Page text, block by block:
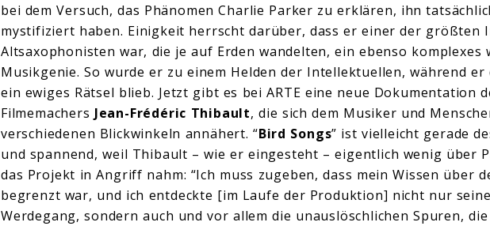
bei dem Versuch, das Phänomen Charlie Parker zu erklären, ihn
mystifiziert haben. Einigkeit herrscht darüber, dass er einer der größten
Altsaxophonisten war, die je auf Erden wandelten, ein ebenso komplexes
Musikgenie. So wurde er zu einem Helden der Intellektuellen, während
ein ewiges Rätsel blieb. Jetzt gibt es bei ARTE eine neue Dokumentation
Filmemachers Jean-Frédéric Thibault, die sich dem Musiker und
verschiedenen Blickwinkeln annähert. “Bird Songs” ist vielleicht gerade
und spannend, weil Thibault – wie er eingesteht – eigentlich wenig über
das Projekt in Angriff nahm: “Ich muss zugeben, dass mein Wissen über
begrenzt war, und ich entdeckte [im Laufe der Produktion] nicht nur
Werdegang, sondern auch und vor allem die unauslöschlichen Spuren,